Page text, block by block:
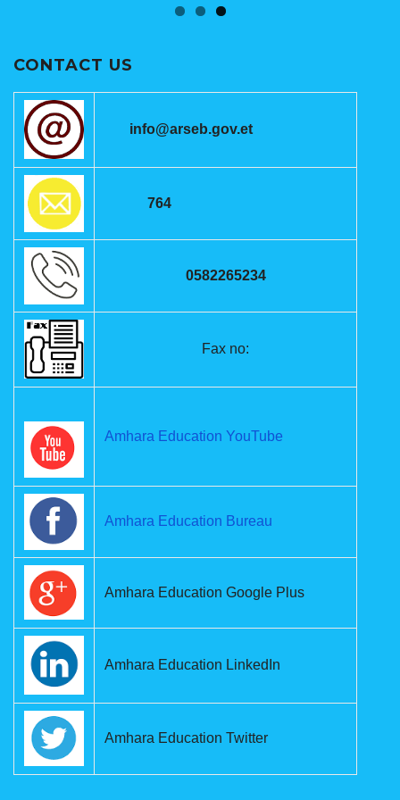
CONTACT US
info@arseb.gov.et
764
0582265234
Fax no:
Amhara Education YouTube
Amhara Education Bureau
Amhara Education Google Plus
Amhara Education LinkedIn
Amhara Education Twitter